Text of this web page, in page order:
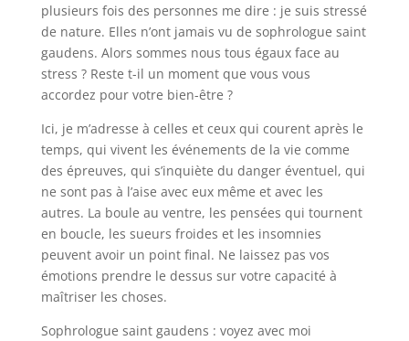
plusieurs fois des personnes me dire : je suis stressé
de nature. Elles n’ont jamais vu de sophrologue saint
gaudens. Alors sommes nous tous égaux face au
stress ? Reste t-il un moment que vous vous
accordez pour votre bien-être ?
Ici, je m’adresse à celles et ceux qui courent après le
temps, qui vivent les événements de la vie comme
des épreuves, qui s’inquiète du danger éventuel, qui
ne sont pas à l’aise avec eux même et avec les
autres. La boule au ventre, les pensées qui tournent
en boucle, les sueurs froides et les insomnies
peuvent avoir un point final. Ne laissez pas vos
émotions prendre le dessus sur votre capacité à
maîtriser les choses.
Sophrologue saint gaudens : voyez avec moi